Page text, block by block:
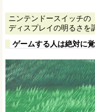
ニンテンドースイッチの
ディスプレイの明るさを
ゲームする人は絶対に